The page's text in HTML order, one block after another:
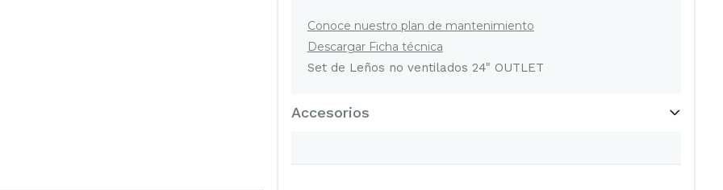
Conoce nuestro plan de mantenimiento
Descargar Ficha técnica
Set de Leños no ventilados 24" OUTLET
Accesorios